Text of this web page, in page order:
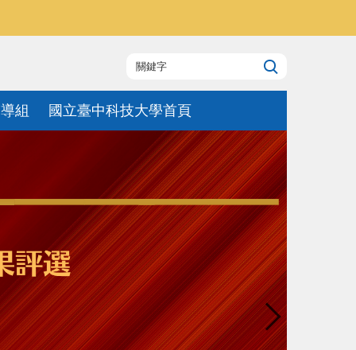
組 國立臺中科技大學首頁